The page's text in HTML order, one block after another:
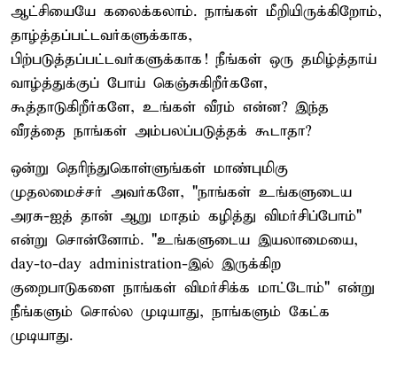
ஆட்சியையே கலைக்கலாம். நாங்கள் மீறியிருக்கிறோம்,
தாழ்த்தப்பட்டவர்களுக்காக,
பிற்படுத்தப்பட்டவர்களுக்காக! நீங்கள் ஒரு தமிழ்த்தாய்
வாழ்த்துக்குப் போய் கெஞ்சுகிறீர்களே,
கூத்தாடுகிறீர்களே, உங்கள் வீரம் என்ன? இந்த
வீரத்தை நாங்கள் அம்பலப்படுத்தக் கூடாதா?
ஒன்று தெரிந்துகொள்ளுங்கள் மாண்புமிகு
முதலமைச்சர் அவர்களே, "நாங்கள் உங்களுடைய
அரசு-ஐத் தான் ஆறு மாதம் கழித்து விமர்சிப்போம்"
என்று சொன்னோம். "உங்களுடைய இயலாமையை,
day-to-day administration-இல் இருக்கிற
குறைபாடுகளை நாங்கள் விமர்சிக்க மாட்டோம்" என்று
நீங்களும் சொல்ல முடியாது, நாங்களும் கேட்க
முடியாது.